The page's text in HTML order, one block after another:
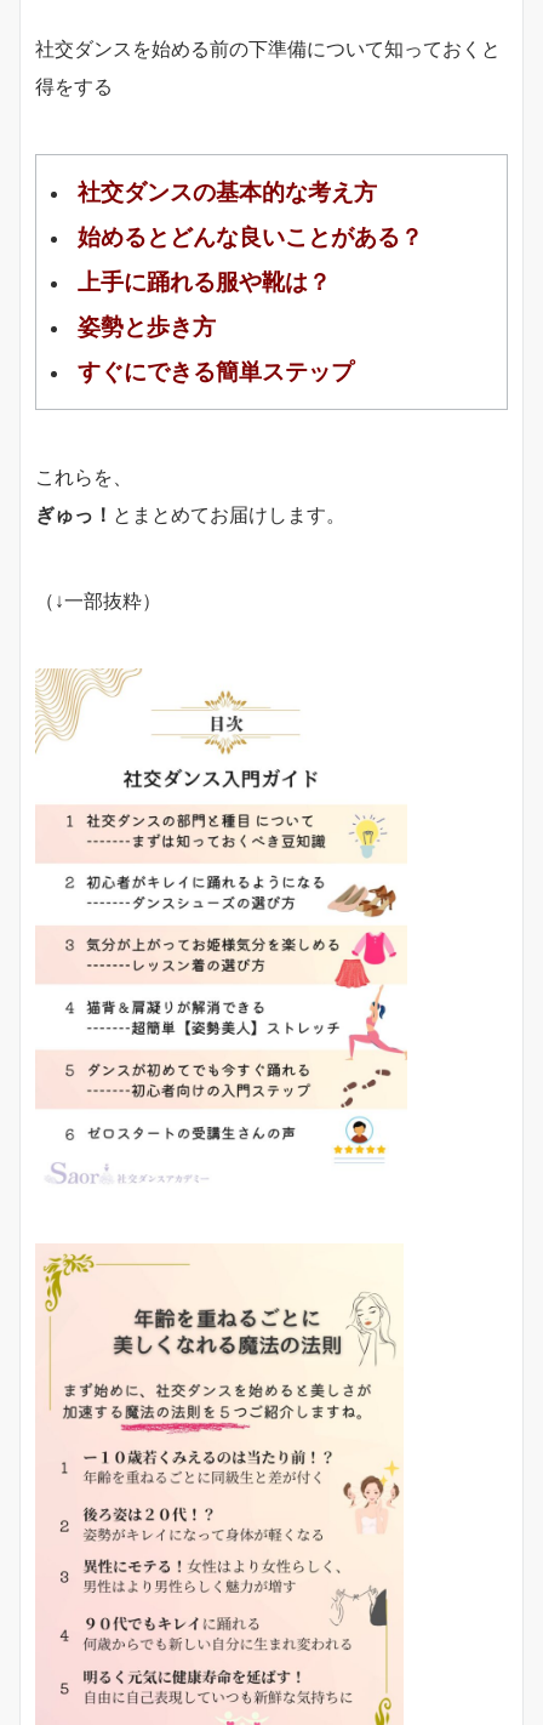
社交ダンスを始める前の下準備について知っておくと
得をする
社交ダンスの基本的な考え方
始めるとどんな良いことがある？
上手に踊れる服や靴は？
姿勢と歩き方
すぐにできる簡単ステップ
これらを、
ぎゅっ！ とまとめてお届けします。
（↓一部抜粋）